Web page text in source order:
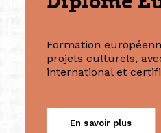
Formation
projets culturels,
international et
En savoir plus